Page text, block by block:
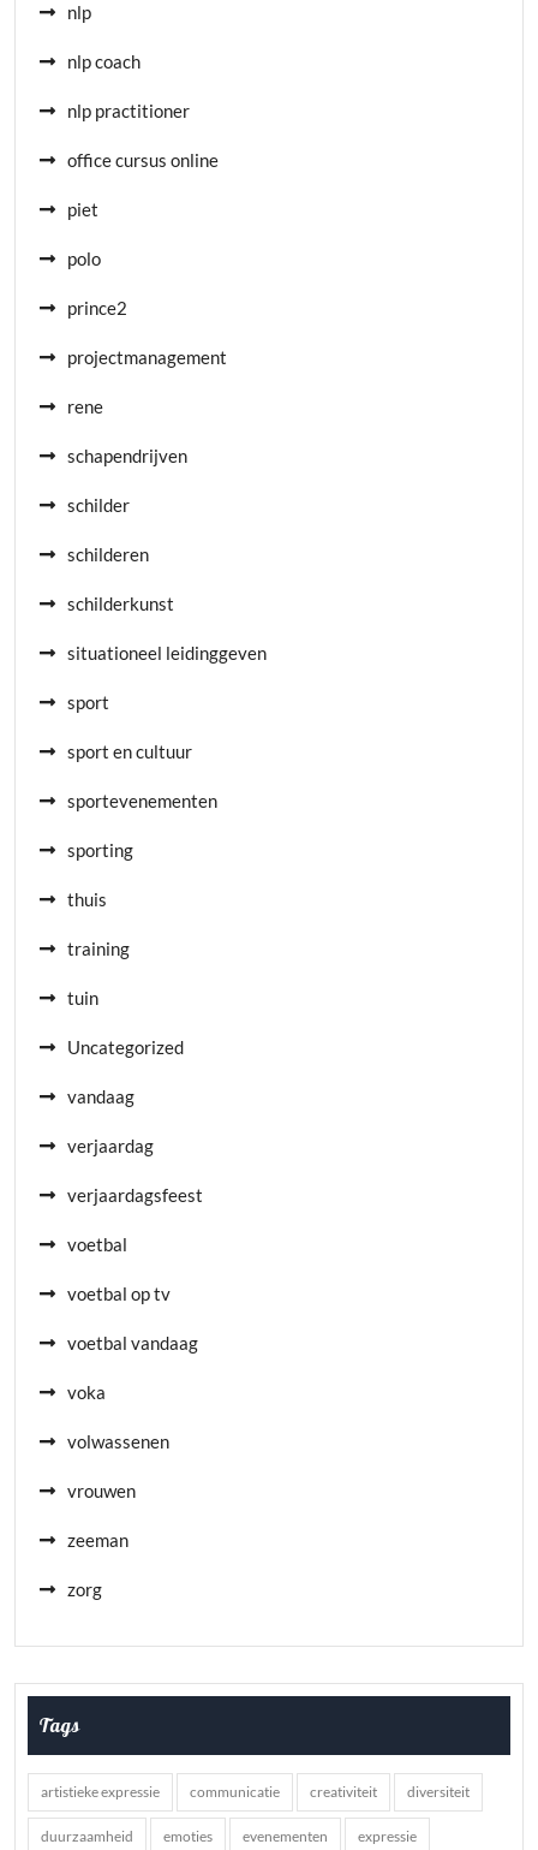
nlp
nlp coach
nlp practitioner
office cursus online
piet
polo
prince2
projectmanagement
rene
schapendrijven
schilder
schilderen
schilderkunst
situationeel leidinggeven
sport
sport en cultuur
sportevenementen
sporting
thuis
training
tuin
Uncategorized
vandaag
verjaardag
verjaardagsfeest
voetbal
voetbal op tv
voetbal vandaag
voka
volwassenen
vrouwen
zeeman
zorg
Tags
artistieke expressie communicatie creativiteit diversiteit
duurzaamheid emoties evenementen expressie